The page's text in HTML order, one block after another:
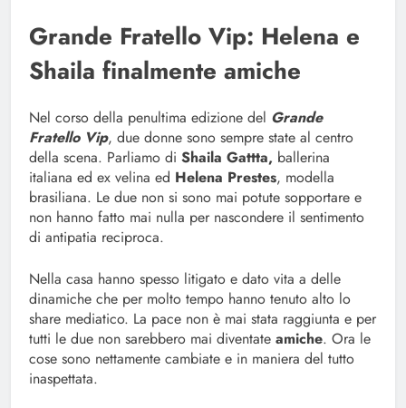
Grande Fratello Vip: Helena e
Shaila finalmente amiche
Nel corso della penultima edizione del Grande
Fratello Vip, due donne sono sempre state al centro
della scena. Parliamo di Shaila Gattta, ballerina
italiana ed ex velina ed Helena Prestes, modella
brasiliana. Le due non si sono mai potute sopportare e
non hanno fatto mai nulla per nascondere il sentimento
di antipatia reciproca.
Nella casa hanno spesso litigato e dato vita a delle
dinamiche che per molto tempo hanno tenuto alto lo
share mediatico. La pace non è mai stata raggiunta e per
tutti le due non sarebbero mai diventate amiche. Ora le
cose sono nettamente cambiate e in maniera del tutto
inaspettata.